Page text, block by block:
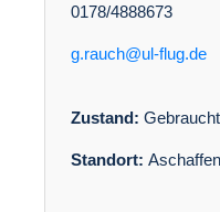
0178/4888673
g.rauch@ul-flug.de
Zustand: Gebraucht
Standort: